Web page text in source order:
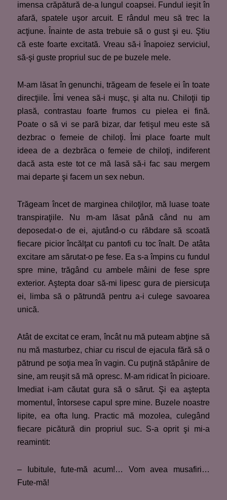
imensa crăpătură de-a lungul coapsei. Fundul ieşit în
afară, spatele uşor arcuit. E rândul meu să trec la
acţiune. Înainte de asta trebuie să o gust şi eu. Ştiu
că este foarte excitată. Vreau să-i înapoiez serviciul,
să-şi guste propriul suc de pe buzele mele.
M-am lăsat în genunchi, trăgeam de fesele ei în toate
direcţiile. Îmi venea să-i muşc, şi alta nu. Chiloţii tip
plasă, contrastau foarte frumos cu pielea ei fină.
Poate o să vi se pară bizar, dar fetişul meu este să
dezbrac o femeie de chiloţi. Îmi place foarte mult
ideea de a dezbrăca o femeie de chiloţi, indiferent
dacă asta este tot ce mă lasă să-i fac sau mergem
mai departe şi facem un sex nebun.
Trăgeam încet de marginea chiloţilor, mă luase toate
transpiraţiile. Nu m-am lăsat până când nu am
deposedat-o de ei, ajutând-o cu răbdare să scoată
fiecare picior încălţat cu pantofi cu toc înalt. De atâta
excitare am sărutat-o pe fese. Ea s-a împins cu fundul
spre mine, trăgând cu ambele mâini de fese spre
exterior. Aştepta doar să-mi lipesc gura de piersicuţa
ei, limba să o pătrundă pentru a-i culege savoarea
unică.
Atât de excitat ce eram, încât nu mă puteam abţine să
nu mă masturbez, chiar cu riscul de ejacula fără să o
pătrund pe soţia mea în vagin. Cu puţină stăpânire de
sine, am reuşit să mă opresc. M-am ridicat în picioare.
Imediat i-am căutat gura să o sărut. Şi ea aştepta
momentul, întorsese capul spre mine. Buzele noastre
lipite, ea ofta lung. Practic mă mozolea, culegând
fiecare picătură din propriul suc. S-a oprit şi mi-a
reamintit:
– Iubitule, fute-mă acum!… Vom avea musafiri…
Fute-mă!